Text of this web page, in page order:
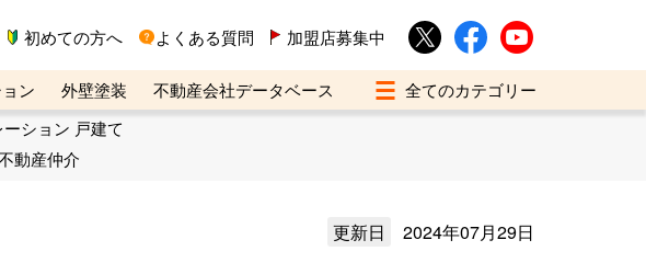
初めての方へ よくある質問 加盟店募集中
ン 外壁塗装
不動産会社データベース
ご相談デスク
ション 戸建て
動産仲介
更新日 2024年07月29日